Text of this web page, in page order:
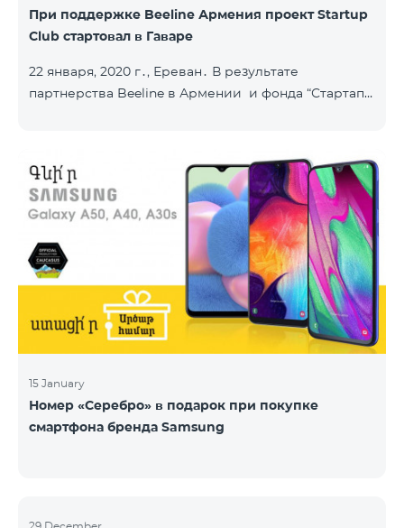
При поддержке Beeline Армения проект Startup
Club стартовал в Гаваре
22 января, 2020 г․, Ереван․ В результате
партнерства Beeline в Армении и фонда “Стартап
образовательная инициатива, цель которой –
помочь молодым людям из регионов раскрыть
свои предпринимательские способности и
повысить их социальную ответственность. Клубы
задействованы в ряде армянских общин: в
Апаране, Аштараке, Егварде, приграничных Коти,
Айгеховите, и уже в Гаваре. Гаварский кл
15 January
Номер «Серебро» в подарок при покупке
смартфона бренда Samsung